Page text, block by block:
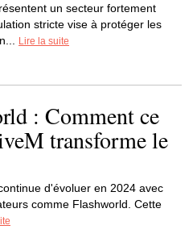
un secteur fortement
stricte vise à protéger les
Lire la suite
: Comment ce
transforme le
d'évoluer en 2024 avec
comme Flashworld. Cette